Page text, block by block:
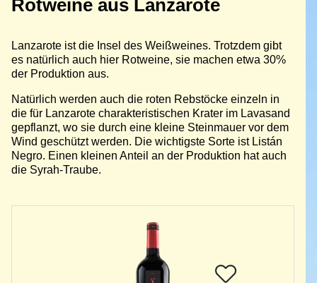
Rotweine aus Lanzarote
Lanzarote ist die Insel des Weißweines. Trotzdem gibt
es natürlich auch hier Rotweine, sie machen etwa 30%
der Produktion aus.
Natürlich werden auch die roten Rebstöcke einzeln in
die für Lanzarote charakteristischen Krater im Lavasand
gepflanzt, wo sie durch eine kleine Steinmauer vor dem
Wind geschützt werden. Die wichtigste Sorte ist Listán
Negro. Einen kleinen Anteil an der Produktion hat auch
die Syrah-Traube.